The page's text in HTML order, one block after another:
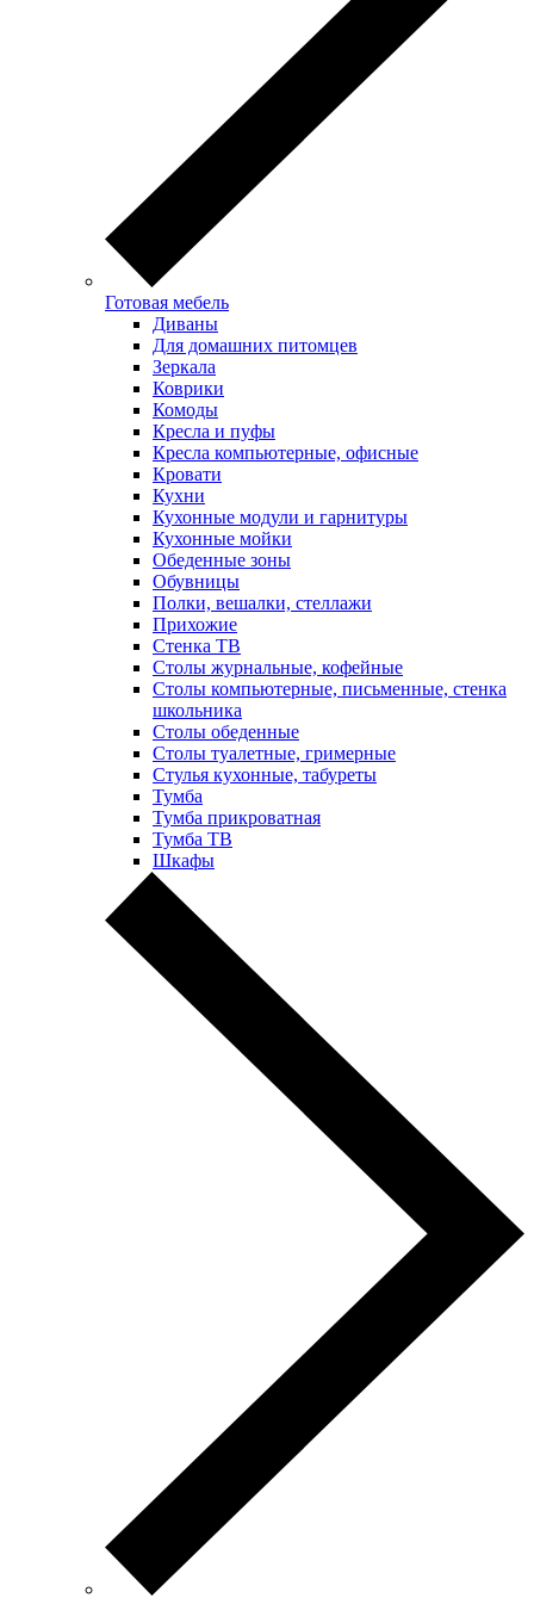
Готовая мебель
Диваны
Для домашних питомцев
Зеркала
Коврики
Комоды
Кресла и пуфы
Кресла компьютерные, офисные
Кровати
Кухни
Кухонные модули и гарнитуры
Кухонные мойки
Обеденные зоны
Обувницы
Полки, вешалки, стеллажи
Прихожие
Стенка ТВ
Столы журнальные, кофейные
Столы компьютерные, письменные, стенка
школьника
Столы обеденные
Столы туалетные, гримерные
Стулья кухонные, табуреты
Тумба
Тумба прикроватная
Тумба ТВ
Шкафы